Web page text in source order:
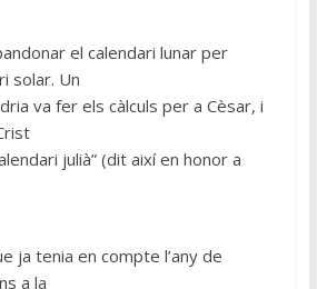
el calendari lunar per
solar. Un
va fer els càlculs per a Cèsar, i
julià” (dit així en honor a
ja tenia en compte l’any de
a la